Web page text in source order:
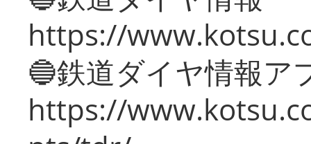
https://
🔵鉄道ダイヤ情報ア
https://